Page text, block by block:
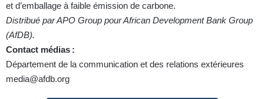
et d’emballage à faible émission de carbone.
Distribué par APO Group pour African Development Bank Group
(AfDB).
Contact médias :
Département de la communication et des relations extérieures
media@afdb.org